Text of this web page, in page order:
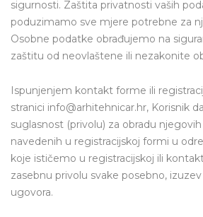
sigurnosti. Zaštita privatnosti vaših
poduzimamo sve mjere potrebne za
Osobne podatke obrađujemo na
zaštitu od neovlaštene ili nezakonite
Ispunjenjem kontakt forme ili
stranici info@arhitehnicar.hr, Korisnik
suglasnost (privolu) za obradu
navedenih u registracijskoj formi u
koje ističemo u registracijskoj ili
zasebnu privolu svake posebno,
ugovora.